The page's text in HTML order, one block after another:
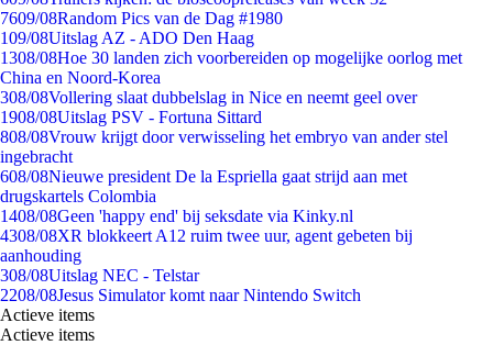
7609/08Random Pics van de Dag #1980
109/08Uitslag AZ - ADO Den Haag
1308/08Hoe 30 landen zich voorbereiden op mogelijke oorlog met
China en Noord-Korea
308/08Vollering slaat dubbelslag in Nice en neemt geel over
1908/08Uitslag PSV - Fortuna Sittard
808/08Vrouw krijgt door verwisseling het embryo van ander stel
ingebracht
608/08Nieuwe president De la Espriella gaat strijd aan met
drugskartels Colombia
1408/08Geen 'happy end' bij seksdate via Kinky.nl
4308/08XR blokkeert A12 ruim twee uur, agent gebeten bij
aanhouding
308/08Uitslag NEC - Telstar
2208/08Jesus Simulator komt naar Nintendo Switch
Actieve items
Actieve items